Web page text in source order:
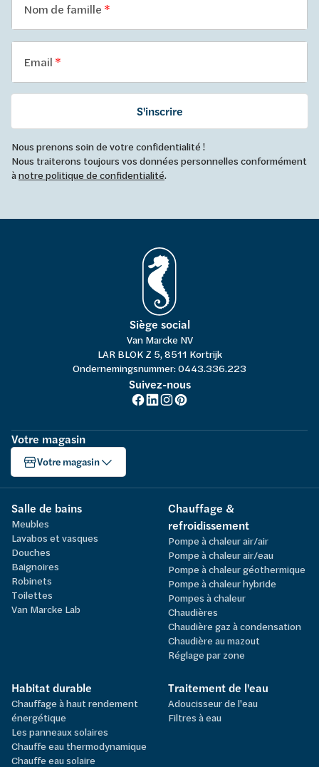
Nom de famille
Email
S'inscrire
Nous prenons soin de votre confidentialité !
Nous traiterons toujours vos données personnelles conformément
ànotre politique de confidentialité.
Siège social
Van Marcke NV
LAR BLOK Z 5, 8511 Kortrijk
Ondernemingsnummer: 0443.336.223
Suivez-nous
Votre magasin
Votre magasin
Salle de bains
Meubles
Lavabos et vasques
Douches
Baignoires
Robinets
Toilettes
Van Marcke Lab
Chauffage &
refroidissement
Pompe à chaleur air/air
Pompe à chaleur air/eau
Pompe à chaleur géothermique
Pompe à chaleur hybride
Pompes à chaleur
Chaudières
Chaudière gaz à condensation
Chaudière au mazout
Réglage par zone
Habitat durable
Chauffage à haut rendement
énergétique
Les panneaux solaires
Chauffe eau thermodynamique
Chauffe eau solaire
Traitement de l'eau
Adoucisseur de l'eau
Filtres à eau